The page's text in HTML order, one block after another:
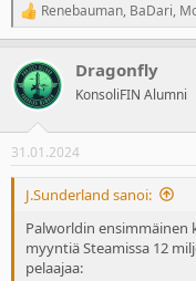
R
e
c
t
i
s
:
Renebauman, BaDari,
Dragonfly
KonsoliFIN Alumni
31.01.2024
J.Sunderland sanoi:
Palworldin ensimmäinen
myyntiä Steamissa 12
pelaajaa: